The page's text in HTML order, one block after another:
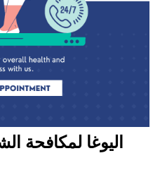
اليوغا لمكافحة